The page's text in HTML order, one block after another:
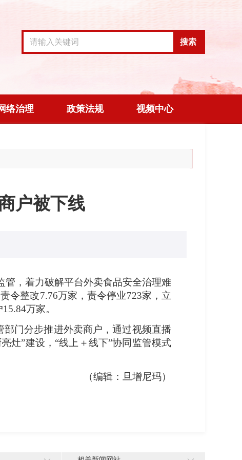
搜索
络治理 政策法规 视频中心
户被下线
管，着力破解平台外卖食品安全治理难
令整改7.76万家，责令停业723家，立
万家。
部门分步推进外卖商户，通过视频直播
灶”建设 ，“线上＋线下”协同监管模式
（编辑：旦增尼玛）